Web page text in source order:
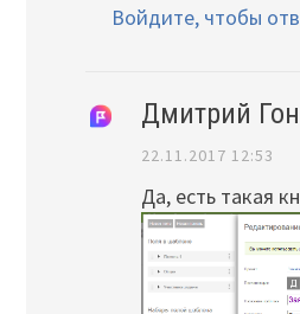
Войдите, чтобы
Дмитрий
22.11.2017 12:53
Да, есть такая